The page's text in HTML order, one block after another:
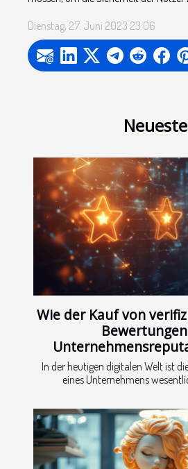
Neueste
Wie der Kauf von
In der heutigen digitalen Welt ist
eines Unternehmens
Dienstag, 27. Juni 2023 23:06